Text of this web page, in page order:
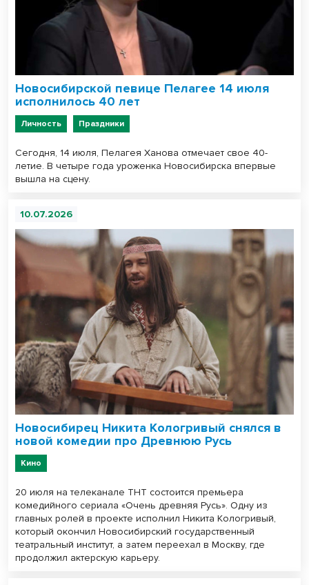
Новосибирской певице Пелагее 14 июля
исполнилось 40 лет
Личность Праздники
Сегодня, 14 июля, Пелагея Ханова отмечает свое 40-
летие. В четыре года уроженка Новосибирска впервые
вышла на сцену.
10.07.2026
Новосибирец Никита Кологривый снялся в
новой комедии про Древнюю Русь
Кино
20 июля на телеканале ТНТ состоится премьера
комедийного сериала «Очень древняя Русь». Одну из
главных ролей в проекте исполнил Никита Кологривый,
который окончил Новосибирский государственный
театральный институт, а затем переехал в Москву, где
продолжил актерскую карьеру.